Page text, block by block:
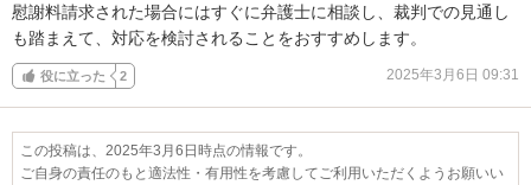
慰謝料請求された場合にはすぐに弁護士に相談し、裁判での見通し
も踏まえて、対応を検討されることをおすすめします。
役に立った 2 2025年3月6日 09:31
この投稿は、2025年3月6日時点の情報です。
ご自身の責任のもと適法性・有用性を考慮してご利用いただくようお願いい